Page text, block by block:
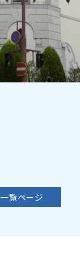
一覧ページ